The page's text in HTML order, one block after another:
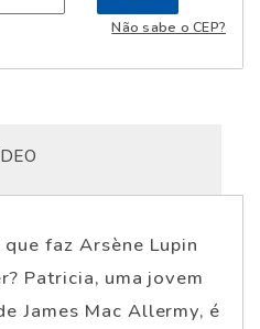
Não sabe o CEP?
faz Arsène Lupin
Patricia, uma jovem
James Mac Allermy, é